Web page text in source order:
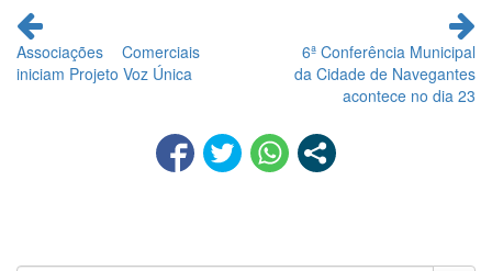
Continue
lendo
Associações Comerciais
iniciam Projeto Voz Única
6ª Conferência Municipal
da Cidade de Navegantes
acontece no dia 23